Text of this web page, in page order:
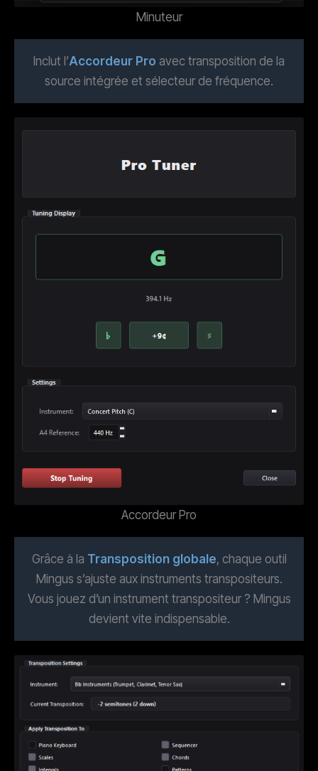
Minuteur
Inclut l’Accordeur Pro avec transposition de la
source intégrée et sélecteur de fréquence.
Accordeur Pro
Grâce à la Transposition globale, chaque outil
Mingus s’ajuste aux instruments transpositeurs.
Vous jouez d’un instrument transpositeur ? Mingus
devient vite indispensable.